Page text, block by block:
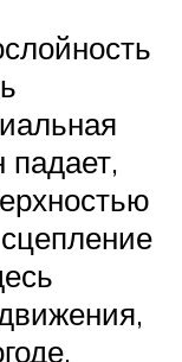
падает,